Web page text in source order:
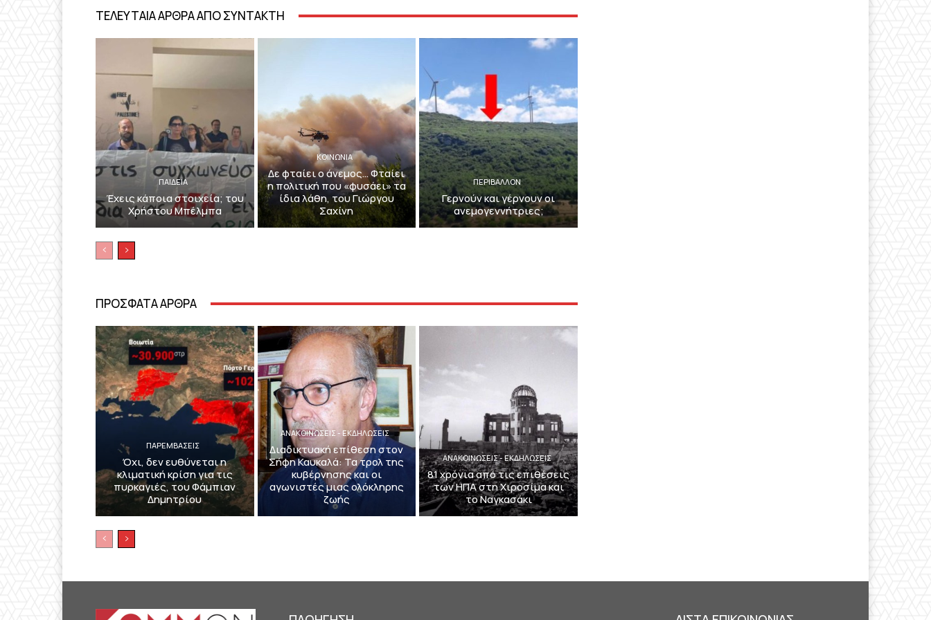
ΤΕΛΕΥΤΑΙΑ ΑΡΘΡΑ ΑΠΟ ΣΥΝΤΑΚΤΗ
ΠΑΙΔΕΙΑ
Έχεις κάποια στοιχεία; του
Χρήστου Μπέλμπα
ΚΟΙΝΩΝΙΑ
Δε φταίει ο άνεμος… Φταίει
η πολιτική που «φυσάει» τα
ίδια λάθη, του Γιώργου
Σαχίνη
ΠΕΡΙΒΆΛΛΟΝ
Γερνούν και γέρνουν οι
ανεμογεννήτριες;
ΠΡΟΣΦΑΤΑ ΑΡΘΡΑ
ΠΑΡΕΜΒΑΣΕΙΣ
Όχι, δεν ευθύνεται η
κλιματική κρίση για τις
πυρκαγιές, του Φάμπιαν
Δημητρίου
ΑΝΑΚΟΙΝΩΣΕΙΣ - ΕΚΔΗΛΩΣΕΙΣ
Διαδικτυακή επίθεση στον
Σήφη Καυκαλά: Τα τρολ της
κυβέρνησης και οι
αγωνιστές μιας ολόκληρης
ζωής
ΑΝΑΚΟΙΝΩΣΕΙΣ - ΕΚΔΗΛΩΣΕΙΣ
81 χρόνια από τις επιθέσεις
των ΗΠΑ στη Χιροσίμα και
το Ναγκασάκι